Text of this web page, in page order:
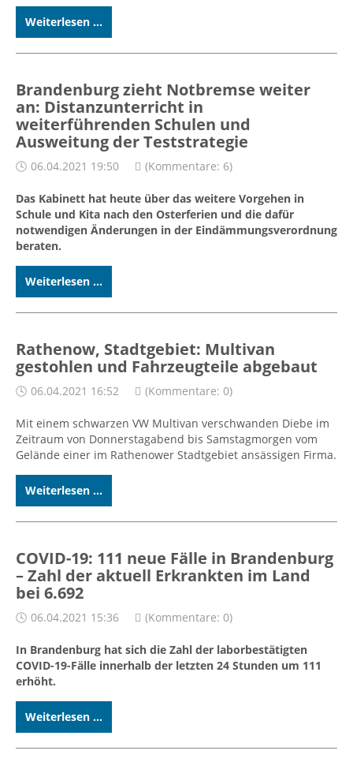
Weiterlesen ...
Brandenburg zieht Notbremse weiter
an: Distanzunterricht in
weiterführenden Schulen und
Ausweitung der Teststrategie
06.04.2021 19:50 (Kommentare: 6)
Das Kabinett hat heute über das weitere Vorgehen in
Schule und Kita nach den Osterferien und die dafür
notwendigen Änderungen in der Eindämmungsverordnung
beraten.
Weiterlesen ...
Rathenow, Stadtgebiet: Multivan
gestohlen und Fahrzeugteile abgebaut
06.04.2021 16:52 (Kommentare: 0)
Mit einem schwarzen VW Multivan verschwanden Diebe im
Zeitraum von Donnerstagabend bis Samstagmorgen vom
Gelände einer im Rathenower Stadtgebiet ansässigen Firma.
Weiterlesen ...
COVID-19: 111 neue Fälle in Brandenburg
– Zahl der aktuell Erkrankten im Land
bei 6.692
06.04.2021 15:36 (Kommentare: 0)
In Brandenburg hat sich die Zahl der laborbestätigten
COVID-19-Fälle innerhalb der letzten 24 Stunden um 111
erhöht.
Weiterlesen ...